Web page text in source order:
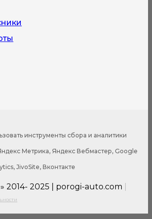
инструменты сбора и аналитики
Метрика, Яндекс Вебмастер, Google
JivoSite, Вконтакте
2014- 2025 | porogi-auto.com